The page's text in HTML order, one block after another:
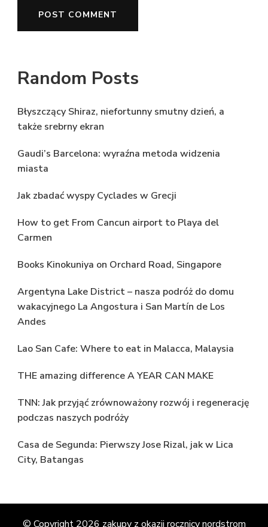
Random Posts
Błyszczący Shiraz, niefortunny smutny dzień, a
także srebrny ekran
Gaudi’s Barcelona: wyraźna metoda widzenia
miasta
Jak zbadać wyspy Cyclades w Grecji
How to get From Cancun airport to Playa del
Carmen
Books Kinokuniya on Orchard Road, Singapore
Argentyna Lake District – nasza podróż do domu
wakacyjnego La Angostura i San Martín de Los
Andes
Lao San Cafe: Where to eat in Malacca, Malaysia
THE amazing difference A YEAR CAN MAKE
TNN: Jak przyjąć zrównoważony rozwój i regenerację
podczas naszych podróży
Casa de Segunda: Pierwszy Jose Rizal, jak w Lica
City, Batangas
© Copyright 2026 zakupy z okazji rocznicy nordstrom